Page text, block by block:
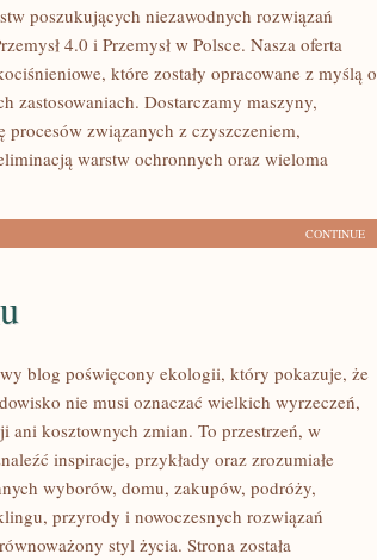
poszukujących niezawodnych rozwiązań
4.0 i Przemysł w Polsce. Nasza oferta
które zostały opracowane z myślą o
zastosowaniach. Dostarczamy maszyny,
procesów związanych z czyszczeniem,
warstw ochronnych oraz wieloma
CONTINUE
blog poświęcony ekologii, który pokazuje, że
nie musi oznaczać wielkich wyrzeczeń,
ani kosztownych zmian. To przestrzeń, w
inspiracje, przykłady oraz zrozumiałe
wyborów, domu, zakupów, podróży,
przyrody i nowoczesnych rozwiązań
styl życia. Strona została